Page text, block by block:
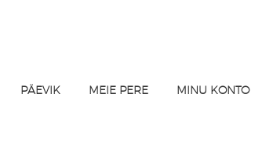
PÄEVIK MEIE PERE MINU KONTO